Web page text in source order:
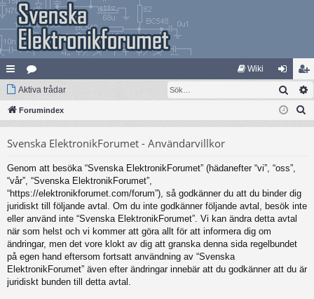
na
bb
ar
at
eg
Wiki
og
ga
li
m
Aktiva trådar Sök
Forumindex
Svenska ElektronikForumet - Användarvillkor
Genom att besöka “Svenska ElektronikForumet” (hädanefter “vi”, “oss”,
“vår”, “Svenska ElektronikForumet”,
“https://elektronikforumet.com/forum”), så godkänner du att du binder dig
juridiskt till följande avtal. Om du inte godkänner följande avtal, besök inte
eller använd inte “Svenska ElektronikForumet”. Vi kan ändra detta avtal
när som helst och vi kommer att göra allt för att informera dig om
ändringar, men det vore klokt av dig att granska denna sida regelbundet
på egen hand eftersom fortsatt användning av “Svenska
ElektronikForumet” även efter ändringar innebär att du godkänner att du är
juridiskt bunden till detta avtal.